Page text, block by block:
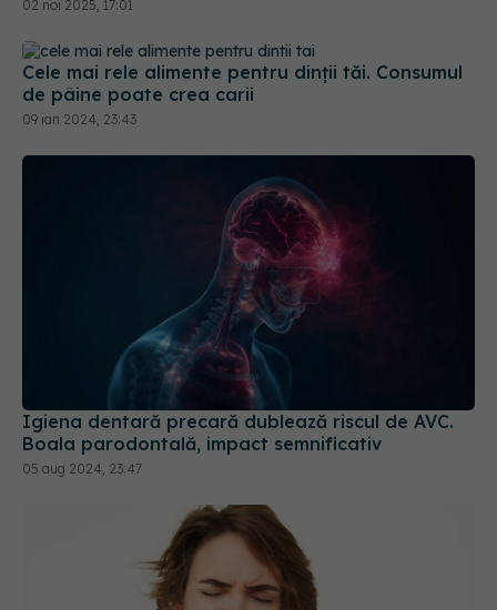
Cele mai rele alimente pentru dinții tăi. Consumul
de pâine poate crea carii
09 ian 2024, 23:43
Igiena dentară precară dublează riscul de AVC.
Boala parodontală, impact semnificativ
05 aug 2024, 23:47